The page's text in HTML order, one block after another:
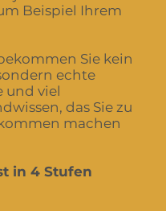
Beispiel Ihrem
Sie kein
echte
und viel
das Sie zu
machen
in 4 Stufen